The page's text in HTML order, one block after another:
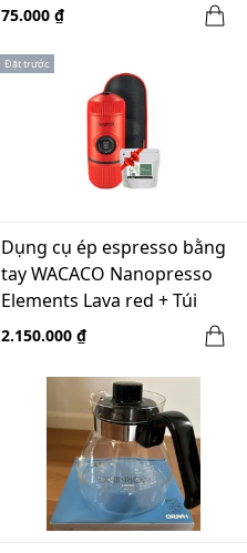
75.000 ₫
Đặt trước
Dụng cụ ép espresso bằng
tay WACACO Nanopresso
Elements Lava red + Túi
chống sốc
2.150.000 ₫